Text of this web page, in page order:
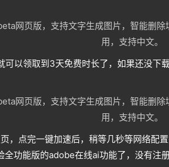
可以领取到3天免费时长了，如果还没下
，点完一键加速后，稍等几秒等网络配
功能版的adobe在线ai功能了，没有注